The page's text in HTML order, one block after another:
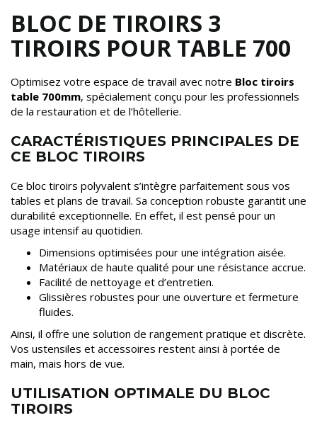
BLOC DE TIROIRS 3
TIROIRS POUR TABLE 700
Optimisez votre espace de travail avec notre Bloc tiroirs
table 700mm, spécialement conçu pour les professionnels
de la restauration et de l’hôtellerie.
CARACTÉRISTIQUES PRINCIPALES DE
CE BLOC TIROIRS
Ce bloc tiroirs polyvalent s’intègre parfaitement sous vos
tables et plans de travail. Sa conception robuste garantit une
durabilité exceptionnelle. En effet, il est pensé pour un
usage intensif au quotidien.
Dimensions optimisées pour une intégration aisée.
Matériaux de haute qualité pour une résistance accrue.
Facilité de nettoyage et d’entretien.
Glissières robustes pour une ouverture et fermeture
fluides.
Ainsi, il offre une solution de rangement pratique et discrète.
Vos ustensiles et accessoires restent ainsi à portée de
main, mais hors de vue.
UTILISATION OPTIMALE DU BLOC
TIROIRS